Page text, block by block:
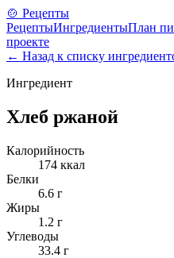
🍲 Рецепты
РецептыИнгредиентыПлан
проекте
← Назад к списку
Ингредиент
Хлеб ржаной
Калорийность
174 ккал
Белки
6.6 г
Жиры
1.2 г
Углеводы
33.4 г